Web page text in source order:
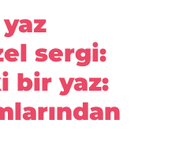
plaja'
sergi:
bir yaz: